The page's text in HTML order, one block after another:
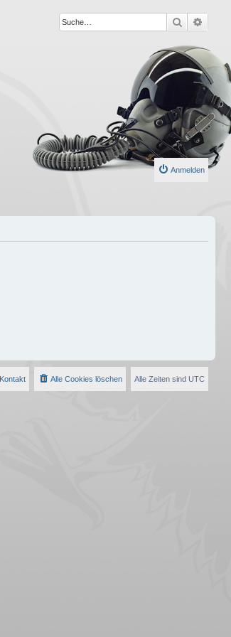
Suche
Anmelden
Alle Zeiten sind UTC
Alle Cookies löschen
Kontakt